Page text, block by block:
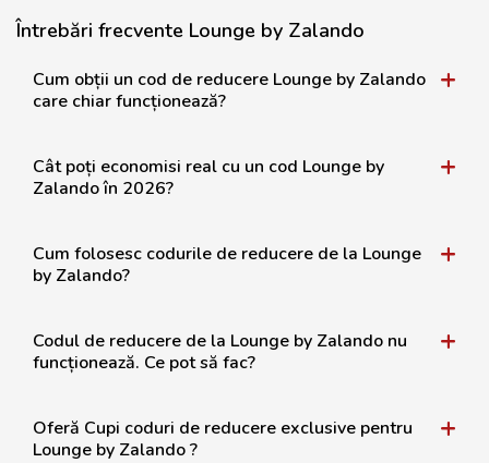
Întrebări frecvente Lounge by Zalando
Cum obții un cod de reducere Lounge by Zalando
care chiar funcționează?
Cât poți economisi real cu un cod Lounge by
Zalando în 2026?
Cum folosesc codurile de reducere de la Lounge
by Zalando?
Codul de reducere de la Lounge by Zalando nu
funcționează. Ce pot să fac?
Oferă Cupi coduri de reducere exclusive pentru
Lounge by Zalando ?